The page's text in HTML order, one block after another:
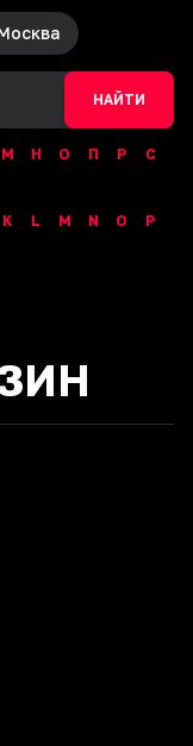
НАЙТИ
М Н О П Р
С
K L M N O
P